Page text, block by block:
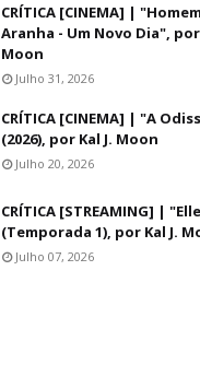
CRÍTICA [CINEMA] |
Aranha - Um Novo Dia", por
Moon
Julho 31, 2026
CRÍTICA [CINEMA] | "A
(2026), por Kal J. Moon
Julho 20, 2026
CRÍTICA [STREAMING] |
(Temporada 1), por Kal J.
Julho 07, 2026